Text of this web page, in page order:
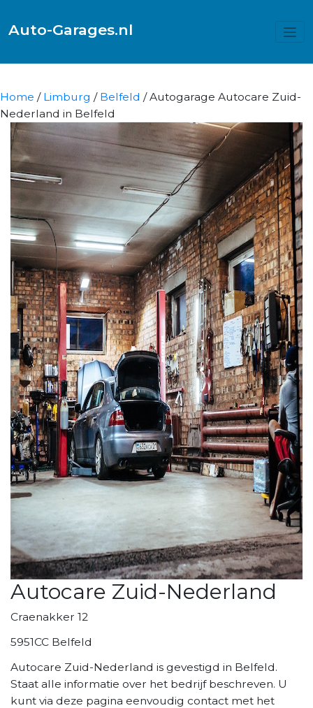
Auto-Garages.nl
Home / Limburg / Belfeld / Autogarage Autocare Zuid-
Nederland in Belfeld
Autocare Zuid-Nederland
Craenakker 12
5951CC Belfeld
Autocare Zuid-Nederland is gevestigd in Belfeld.
Staat alle informatie over het bedrijf beschreven. U
kunt via deze pagina eenvoudig contact met het